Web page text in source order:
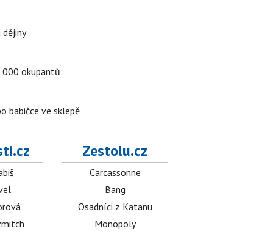
000 okupantů
babičce ve sklepě
Zestolu.cz
Carcassonne
Bang
Osadníci z Katanu
Monopoly